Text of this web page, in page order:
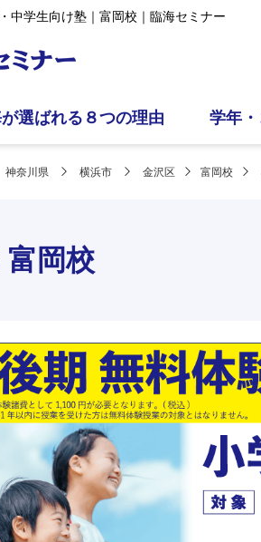
中学生向け塾｜富岡校｜臨海セミナー
選ばれる８つの理由 学年
神奈川県 横浜市 金沢区 富岡校
富岡校